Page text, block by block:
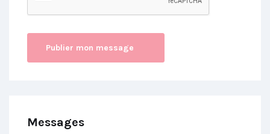
Messages